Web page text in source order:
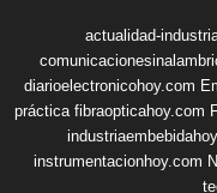
actualidad-
diarioelectronicohoy.com
práctica fibraopticahoy.com
instrumentacionhoy.com